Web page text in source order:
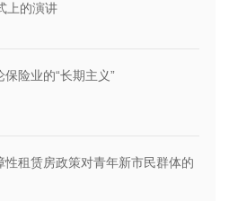
上的演讲
险业的“长期主义”
租赁房政策对青年新市民群体的